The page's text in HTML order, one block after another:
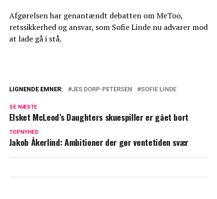
Afgørelsen har genantændt debatten om MeToo,
retssikkerhed og ansvar, som Sofie Linde nu advarer mod
at lade gå i stå.
Sofie Linde taler ud: Nu er det præcis fire
LIGNENDE EMNER: JES DORP-PETERSEN SOFIE LINDE
SE NÆSTE
Elsket McLeod’s Daughters skuespiller er gået bort
TOPNYHED
Jakob Åkerlind: Ambitioner der gør ventetiden svær